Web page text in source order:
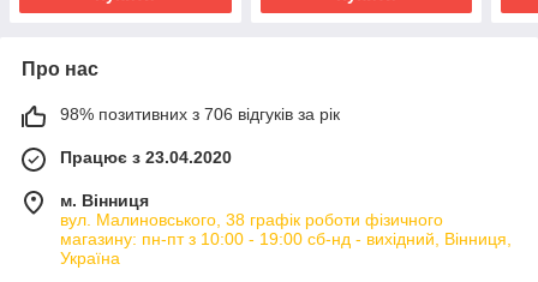
Про нас
98% позитивних з 706 відгуків за рік
Працює з 23.04.2020
м. Вінниця
вул. Малиновського, 38 графік роботи фізичного
магазину: пн-пт з 10:00 - 19:00 сб-нд - вихідний, Вінниця,
Україна